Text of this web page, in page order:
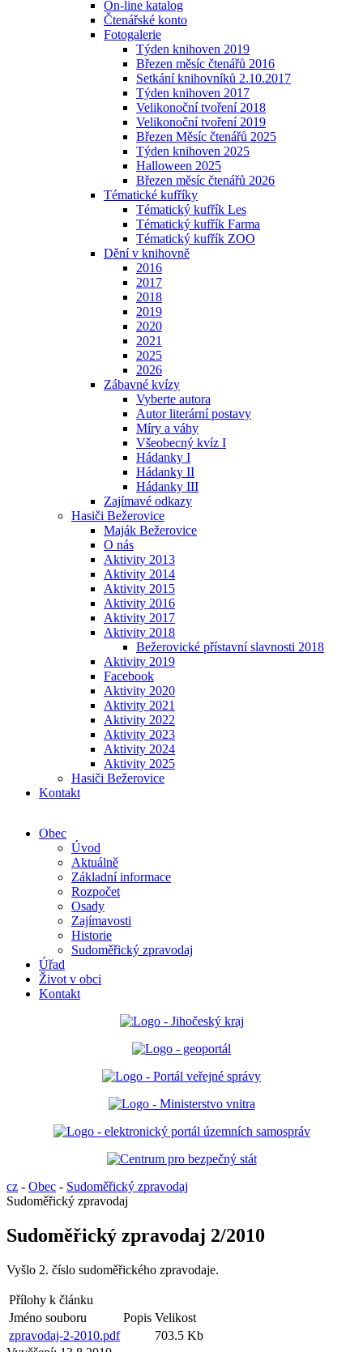
On-line katalog
Čtenářské konto
Fotogalerie
Týden knihoven 2019
Březen měsíc čtenářů 2016
Setkání knihovníků 2.10.2017
Týden knihoven 2017
Velikonoční tvoření 2018
Velikonoční tvoření 2019
Březen Měsíc čtenářů 2025
Týden knihoven 2025
Halloween 2025
Březen měsíc čtenářů 2026
Tématické kufříky
Tématický kufřík Les
Tématický kufřík Farma
Tématický kufřík ZOO
Dění v knihovně
2016
2017
2018
2019
2020
2021
2025
2026
Zábavné kvízy
Vyberte autora
Autor literární postavy
Míry a váhy
Všeobecný kvíz I
Hádanky I
Hádanky II
Hádanky III
Zajímavé odkazy
Hasiči Bežerovice
Maják Bežerovice
O nás
Aktivity 2013
Aktivity 2014
Aktivity 2015
Aktivity 2016
Aktivity 2017
Aktivity 2018
Bežerovické přístavní slavnosti 2018
Aktivity 2019
Facebook
Aktivity 2020
Aktivity 2021
Aktivity 2022
Aktivity 2023
Aktivity 2024
Aktivity 2025
Hasiči Bežerovice
Kontakt
Obec
Úvod
Aktuálně
Základní informace
Rozpočet
Osady
Zajímavosti
Historie
Sudoměřický zpravodaj
Úřad
Život v obci
Kontakt
cz - Obec - Sudoměřický zpravodaj
Sudoměřický zpravodaj
Sudoměřický zpravodaj 2/2010
Vyšlo 2. číslo sudoměřického zpravodaje.
Přílohy k článku
Jméno souboru
Popis Velikost
zpravodaj-2-2010.pdf
703.5 Kb